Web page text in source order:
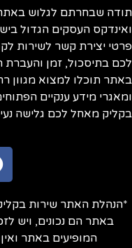
שבחרתם לגלוש באתר
העסקים הגדול
יצירת קשר לשירות
בתיסכול, זמן והעברת
תוכלו למצוא מגוון
מידע ענקיים
מאחל לכם גלישה
האתר שירות בקליק
באתר הם נכונים, ויש
המופיעים באתר